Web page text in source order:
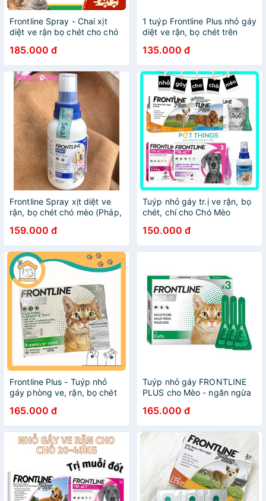
Frontline Spray - Chai xịt
diệt ve rận bọ chét cho chó
185.000 đ
1 tuýp Frontline Plus nhỏ gáy
diệt ve rận, bọ chét trên
135.000 đ
Frontline Spray xịt diệt ve
rận, bọ chét chó mèo (Pháp,
159.000 đ
Tuýp nhỏ gáy tr.ị ve rận, bọ
chét, chí cho Chó Mèo
150.000 đ
Frontline Plus - Tuýp nhỏ
gáy phòng ve, rận, bọ chét
165.000 đ
Tuýp nhỏ gáy FRONTLINE
PLUS cho Mèo - ngăn ngừa
165.000 đ